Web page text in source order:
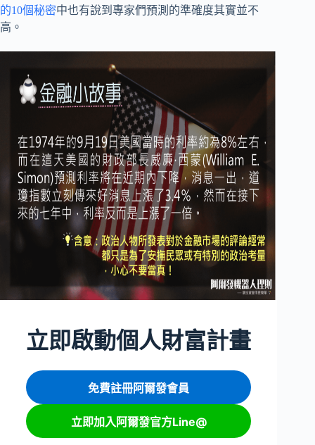
的10個秘密中也有說到專家們預測的準確度其實並不
高。
立即啟動個人財富計畫
免費註冊阿爾發會員
立即加入阿爾發官方Line@